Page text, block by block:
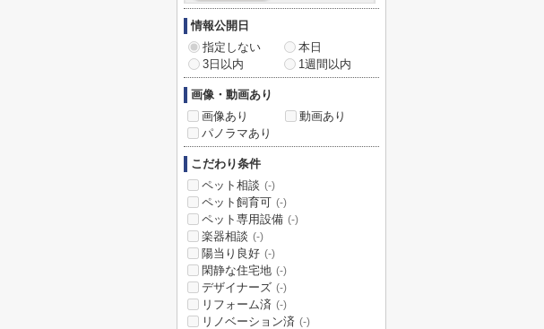
情報公開日
指定しない
本日
3日以内
1週間以内
画像・動画あり
画像あり
動画あり
パノラマあり
こだわり条件
ペット相談 (-)
ペット飼育可 (-)
ペット専用設備 (-)
楽器相談 (-)
陽当り良好 (-)
閑静な住宅地 (-)
デザイナーズ (-)
リフォーム済 (-)
リノベーション済 (-)